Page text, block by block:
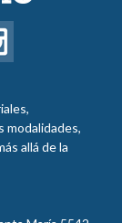
modalidades,
allá de la